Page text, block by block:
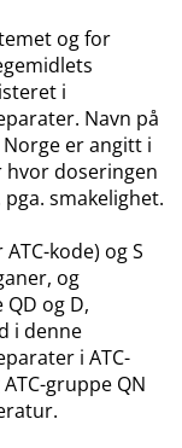
og for
i
Navn på
er angitt i
hvor doseringen
smakelighet.
kode) og S
og
og D,
i denne
i ATC-
gruppe QN